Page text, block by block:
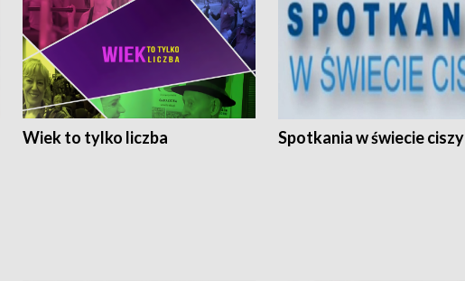
Wiek to tylko liczba Spotkania w świecie ciszy